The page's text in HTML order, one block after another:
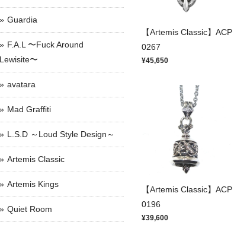
【Artemis Classic】ACP
0267
¥45,650
【Artemis Classic】ACP
0196
¥39,600
Guardia
F.A.L 〜Fuck Around
Lewisite〜
avatara
Mad Graffiti
L.S.D ～Loud Style Design～
Artemis Classic
Artemis Kings
Quiet Room